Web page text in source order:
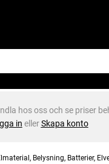
hos oss och se priser
in ellerSkapa konto
Belysning, Batterier,